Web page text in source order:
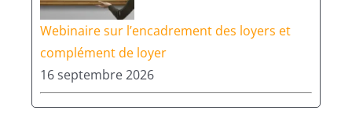
Webinaire sur l’encadrement des loyers et
complément de loyer
16 septembre 2026